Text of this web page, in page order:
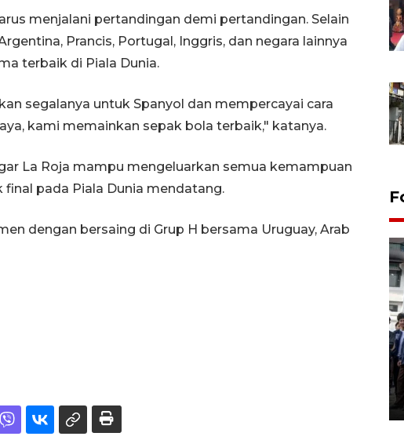
menjalani pertandingan demi pertandingan. Selain
Prancis, Portugal, Inggris, dan negara lainnya
terbaik di Piala Dunia.
segalanya untuk Spanyol dan mempercayai cara
kami memainkan sepak bola terbaik," katanya.
La Roja mampu mengeluarkan semua kemampuan
pada Piala Dunia mendatang.
dengan bersaing di Grup H bersama Uruguay, Arab